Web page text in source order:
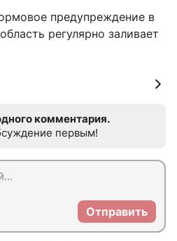
предупреждение в
регулярно заливает
комментария.
первым!
Отправить